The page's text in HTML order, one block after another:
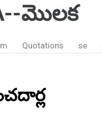
మొలక
Quotations se